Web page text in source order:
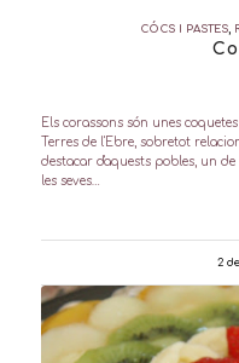
CÓCS I PASTES,
Els corassons són unes
Terres de l'Ebre, sobretot
destacar d'aquests pobles, un
les seves…
2